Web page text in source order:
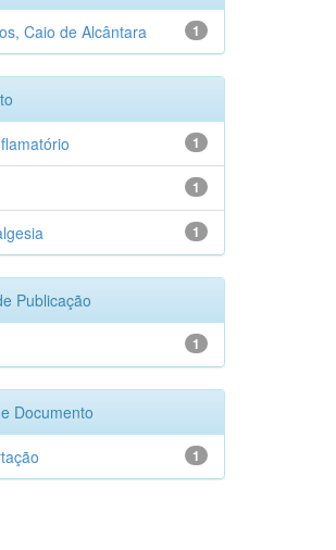
1
Caio de Alcântara
1
1
1
Publicação
1
Documento
1